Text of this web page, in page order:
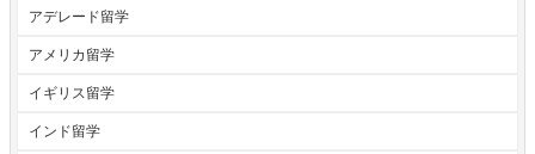
アデレード留学
アメリカ留学
イギリス留学
インド留学